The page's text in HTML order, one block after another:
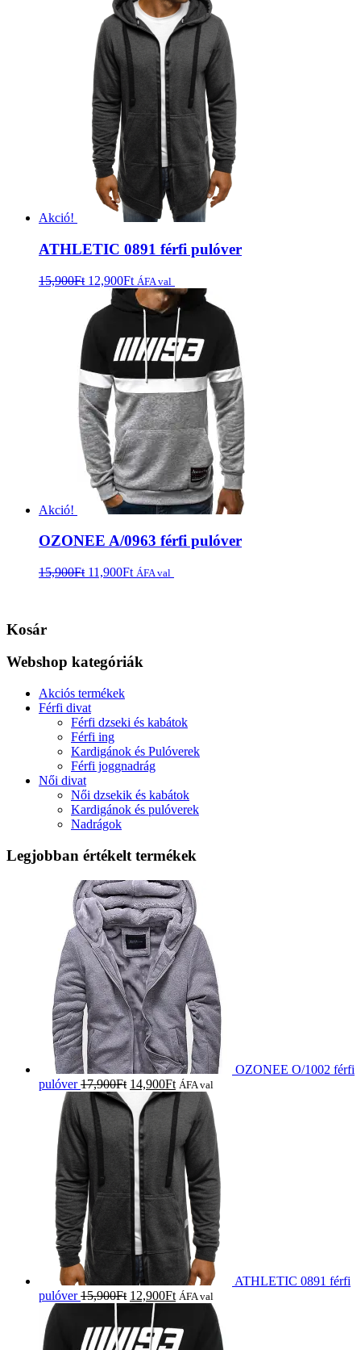
Akció!
ATHLETIC 0891 férfi pulóver
15,900Ft 12,900Ft ÁFA val
Akció!
OZONEE A/0963 férfi pulóver
15,900Ft 11,900Ft ÁFA val
Kosár
Webshop kategóriák
Akciós termékek
Férfi divat
Férfi dzseki és kabátok
Férfi ing
Kardigánok és Pulóverek
Férfi joggnadrág
Női divat
Női dzsekik és kabátok
Kardigánok és pulóverek
Nadrágok
Legjobban értékelt termékek
OZONEE O/1002 férfi
pulóver 17,900Ft 14,900Ft ÁFA val
ATHLETIC 0891 férfi
pulóver 15,900Ft 12,900Ft ÁFA val